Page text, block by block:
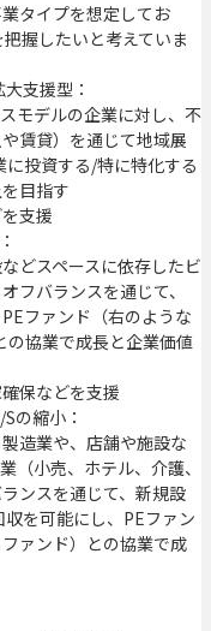
タイプを想定してお
握したいと考えていま
支援型：
モデルの企業に対し、不
賃貸）を通じて地域展
投資する/特に特化する
目指す
支援
どスペースに依存したビ
フバランスを通じて、
ファンド（右のような
協業で成長と企業価値
保などを支援
の縮小：
造業や、店舗や施設な
（小売、ホテル、介護、
ンスを通じて、新規設
を可能にし、PEファン
ァンド）との協業で成